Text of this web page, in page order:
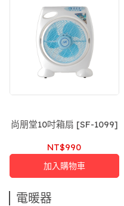
尚朋堂10吋箱扇 [SF-1099]
NT$990
加入購物車
電暖器